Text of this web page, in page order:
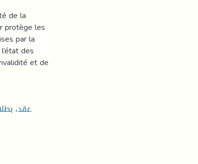
de la
protège les
par la
des
et de
عقد، بطلان، بطلان مطلق، بطلان نسبي، تحول العقد، إنقاص العقد، الإجازة.